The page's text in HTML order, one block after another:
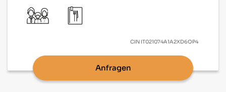
CIN IT021074A1A2XD6OP4
Anfragen